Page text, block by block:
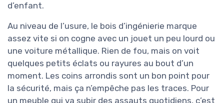
d’enfant.
Au niveau de l’usure, le bois d’ingénierie marque
assez vite si on cogne avec un jouet un peu lourd ou
une voiture métallique. Rien de fou, mais on voit
quelques petits éclats ou rayures au bout d’un
moment. Les coins arrondis sont un bon point pour
la sécurité, mais ça n’empêche pas les traces. Pour
un meuble qui va subir des assauts quotidiens, c’est